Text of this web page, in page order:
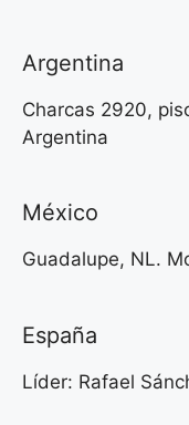
Argentina
Charcas 2920,
Argentina
México
Guadalupe, NL.
España
Líder: Rafael